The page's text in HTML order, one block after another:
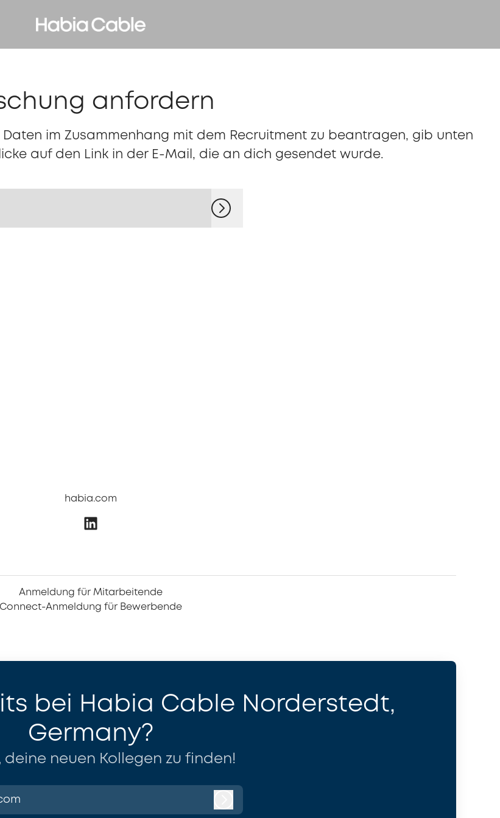
anfordern
im Zusammenhang mit dem Recruitment zu beantragen, gib unten
auf den Link in der E-Mail, die an dich gesendet wurde.
habia.com
Anmeldung für Mitarbeitende
Connect-Anmeldung für Bewerbende
bei Habia Cable Norderstedt,
Germany?
deine neuen Kollegen zu finden!